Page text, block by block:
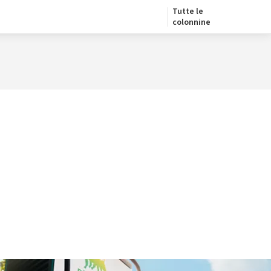
Tutte le
colonnine